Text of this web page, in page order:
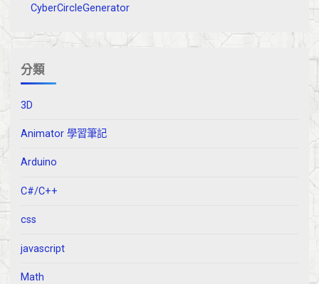
CyberCircleGenerator
分類
3D
Animator 學習筆記
Arduino
C#/C++
css
javascript
Math